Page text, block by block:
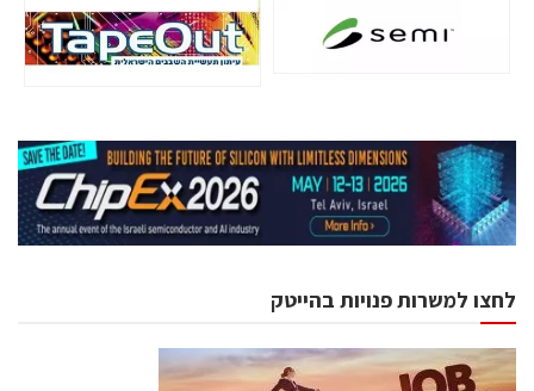
לחצו למשרות פנויות בהייטק